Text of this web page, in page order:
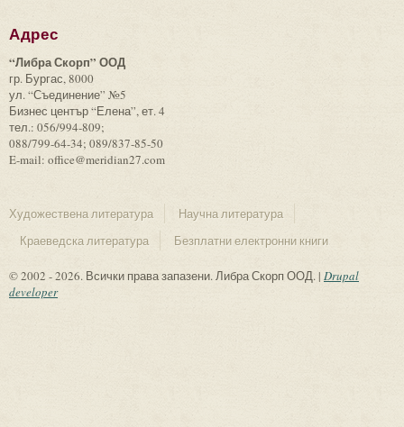
Адрес
“Либра Скорп” ООД
гр. Бургас, 8000
ул. “Съединение” №5
Бизнес център “Елена”, ет. 4
тел.: 056/994-809;
088/799-64-34; 089/837-85-50
E-mail: office@meridian27.com
Художествена литература
Научна литература
Краеведска литература
Безплатни електронни книги
© 2002 - 2026. Всички права запазени. Либра Скорп ООД. | Drupal
developer